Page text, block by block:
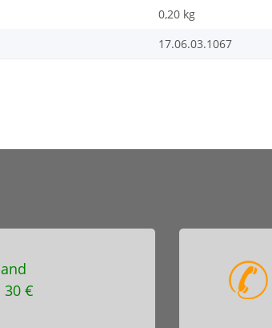
0,20 kg
17.06.03.1067
€